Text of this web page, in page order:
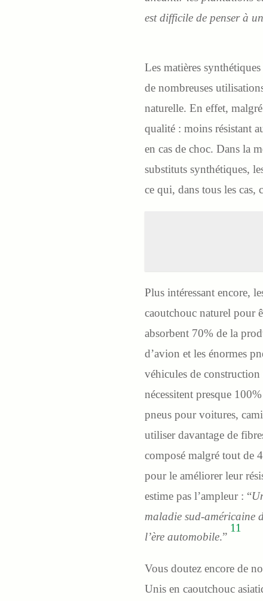
est difficile de penser à
Les matières
de nombreuses
naturelle. En effet,
qualité : moins résistant
en cas de choc. Dans la
substituts synthétiques,
ce qui, dans tous les
Plus intéressant encore,
caoutchouc naturel pour
absorbent 70% de la
d’avion et les énormes
véhicules de
nécessitent presque
pneus pour voitures,
utiliser davantage de
composé malgré tout de
pour le améliorer leur
estime pas l’ampleur : “
maladie sud-américaine
l’ère automobile.”
11
Vous doutez encore de
Unis en caoutchouc